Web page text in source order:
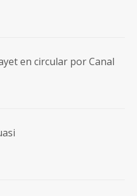
en circular por Canal